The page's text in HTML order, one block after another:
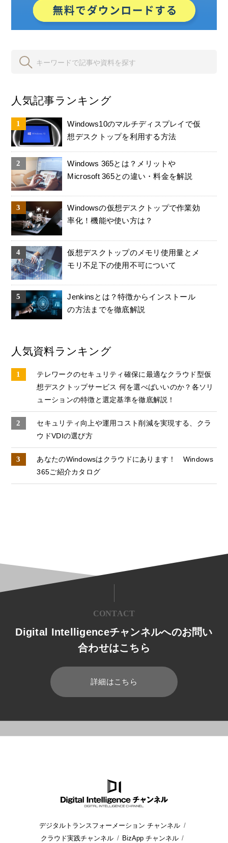
人気記事ランキング
Windows10のマルチディスプレイで仮
想デスクトップを利用する方法
Windows 365とは？メリットや
Microsoft 365との違い・料金を解説
Windowsの仮想デスクトップで作業効
率化！機能や使い方は？
仮想デスクトップのメモリ使用量とメ
モリ不足下の使用不可について
Jenkinsとは？特徴からインストール
の方法までを徹底解説
人気資料ランキング
テレワークのセキュリティ確保に最適なクラウド型仮
想デスクトップサービス 何を選べばいいのか？各ソリ
ューションの特徴と選定基準を徹底解説！
セキュリティ向上や運用コスト削減を実現する、クラ
ウドVDIの選び方
あなたのWindowsはクラウドにあります！ Windows
365ご紹介カタログ
CONTACT
Digital Intelligenceチャンネルへのお問い
合わせはこちら
詳細はこちら
デジタルトランスフォーメーション チャンネル
クラウド実践チャンネル
BizApp チャンネル